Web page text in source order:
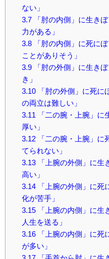
ない」
3.7「肘の内側」に生き
力がある」
3.8「肘の内側」に死に
ことがありそう」
3.9「肘の外側」に生き
き」
3.10「肘の外側」に死に
の両立は難しい」
3.11
「二の腕・上腕」に
厚い」
3.12「二の腕・上腕」に
てられない」
3.13「上腕の外側」に生
高い」
3.14「上腕の外側」に死
化が苦手」
3.15「上腕の内側」に生
人生を送る」
3.16「上腕の内側」に死
が多い」